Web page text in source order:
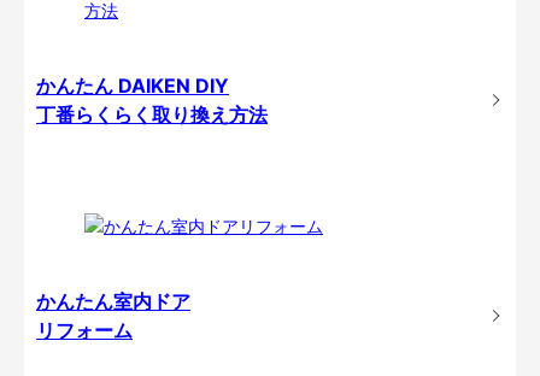
かんたん DAIKEN DIY
丁番らくらく取り換え方法
かんたん室内ドア
リフォーム